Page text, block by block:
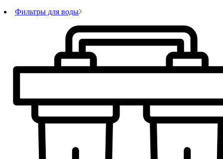
Фильтры для воды